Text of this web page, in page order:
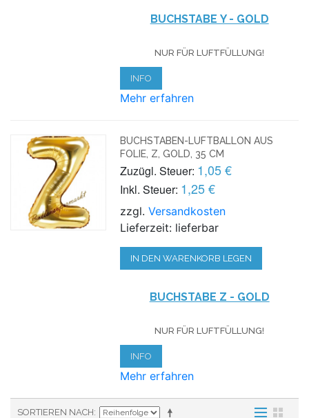
BUCHSTABE Y - GOLD
NUR FÜR LUFTFÜLLUNG!
INFO
Mehr erfahren
BUCHSTABEN-LUFTBALLON AUS
FOLIE, Z, GOLD, 35 CM
Zuzügl. Steuer: 1,05 €
Inkl. Steuer: 1,25 €
zzgl.Versandkosten
Lieferzeit: lieferbar
IN DEN WARENKORB LEGEN
BUCHSTABE Z - GOLD
NUR FÜR LUFTFÜLLUNG!
INFO
Mehr erfahren
SORTIEREN NACH